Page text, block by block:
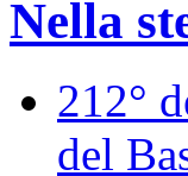
Nella
212°
del